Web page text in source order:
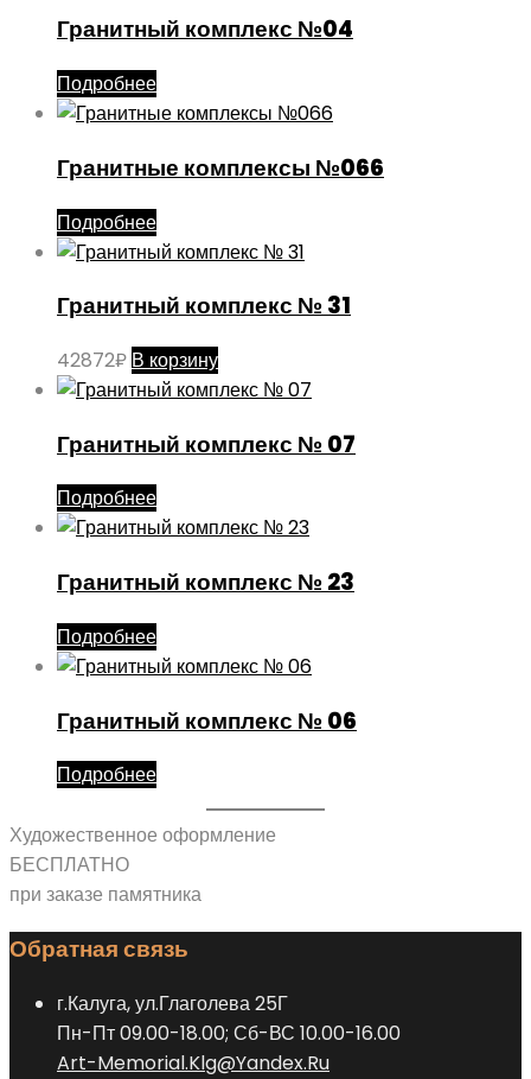
Гранитный комплекс №04
Подробнее
Гранитные комплексы №066
Подробнее
Гранитный комплекс № 31
42872₽ В корзину
Гранитный комплекс № 07
Подробнее
Гранитный комплекс № 23
Подробнее
Гранитный комплекс № 06
Подробнее
Художественное оформление
БЕСПЛАТНО
при заказе памятника
Обратная связь
г.Калуга, ул.Глаголева 25Г
Пн-Пт 09.00-18.00; Сб-ВС 10.00-16.00
Art-Memorial.Klg@Yandex.Ru